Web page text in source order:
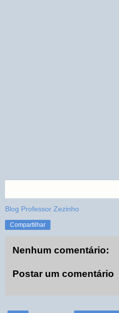
Blog Professor Zezinho
Compartilhar
Nenhum comentário:
Postar um comentário